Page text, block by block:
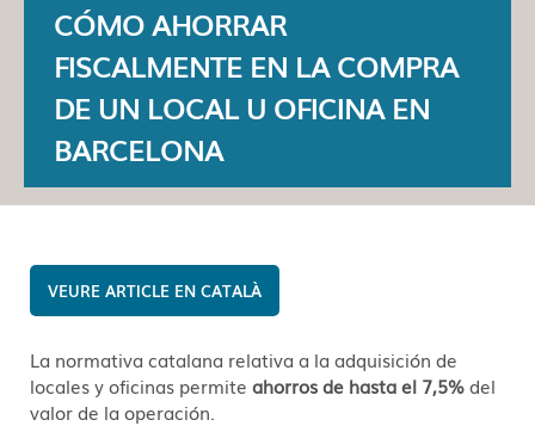
CÓMO AHORRAR
FISCALMENTE EN LA COMPRA
DE UN LOCAL U OFICINA EN
BARCELONA
CATALÀ
La normativa catalana relativa a la adquisición de
locales y oficinas permite ahorros de hasta el 7,5%del
valor de la operación.